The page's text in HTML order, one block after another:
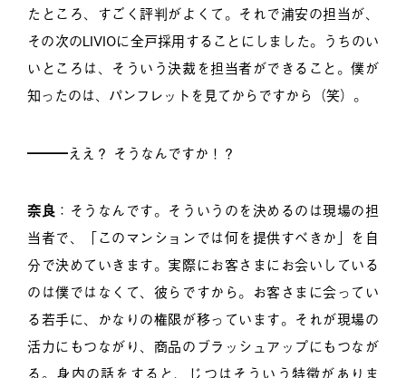
たところ、すごく評判がよくて。それで浦安の担当が、
その次のLIVIOに全戸採用することにしました。うちのい
いところは、そういう決裁を担当者ができること。僕が
知ったのは、パンフレットを見てからですから（笑）。
━━━ええ？ そうなんですか！？
奈良 ：そうなんです。そういうのを決めるのは現場の担
当者で、「このマンションでは何を提供すべきか」を自
分で決めていきます。実際にお客さまにお会いしている
のは僕ではなくて、彼らですから。お客さまに会ってい
る若手に、かなりの権限が移っています。それが現場の
活力にもつながり、商品のブラッシュアップにもつなが
る。身内の話をすると、じつはそういう特徴がありま